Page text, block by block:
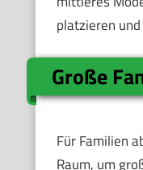
platzieren
Große
Für Familien
Raum, um